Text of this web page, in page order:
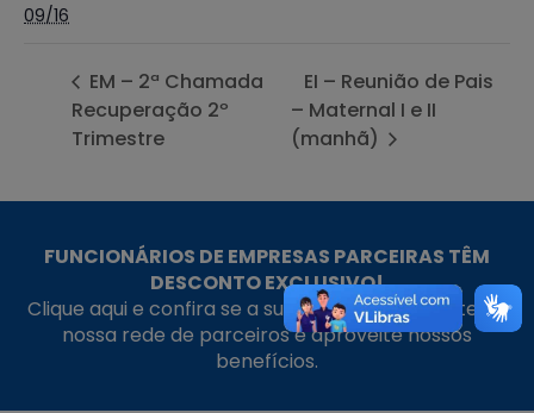
09/16
EM – 2ª Chamada
Recuperação 2º
Trimestre
EI – Reunião de Pais
– Maternal I e II
(manhã)
FUNCIONÁRIOS DE EMPRESAS PARCEIRAS TÊM
DESCONTO EXCLUSIVO!
Clique aqui e confira se a sua empresa faz parte da
nossa rede de parceiros e aproveite nossos
benefícios.